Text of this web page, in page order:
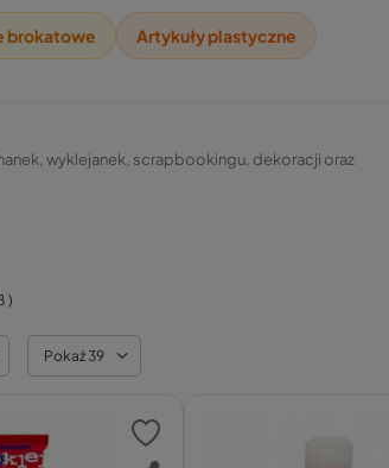
brokatowe Artykuły plastyczne
wyklejanek, scrapbookingu, dekoracji oraz
)
Pokaż 39